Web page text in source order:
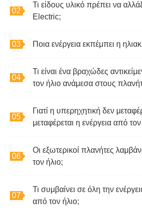
Τι είδους υλικό πρέπει να
Electric;
Ποια ενέργεια εκπέμπει η
Τι είναι ένα βραχώδες
τον ήλιο ανάμεσα στους
Γιατί η υπερηχητική δεν
μεταφέρεται η ενέργεια από
Οι εξωτερικοί πλανήτες
τον ήλιο;
Τι συμβαίνει σε όλη την
από τον ήλιο;